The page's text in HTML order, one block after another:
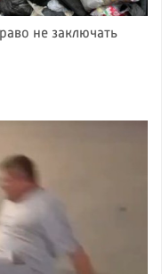
не заключать